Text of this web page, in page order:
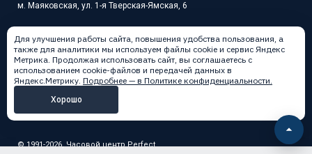
м. Маяковская, ул. 1-я Тверская-Ямская, 6
Написать в:
© 1991-2026, Часовой центр Perfect
Для улучшения работы сайта, повышения удобства пользования, а
также для аналитики мы используем файлы cookie и сервис Яндекс
Метрика. Продолжая использовать сайт, вы соглашаетесь с
использованием cookie-файлов и передачей данных в
Яндекс.Метрику. Подробнее — в Политике конфиденциальности.
Хорошо